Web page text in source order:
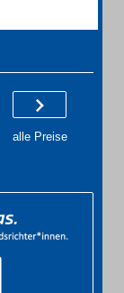
alle Preise